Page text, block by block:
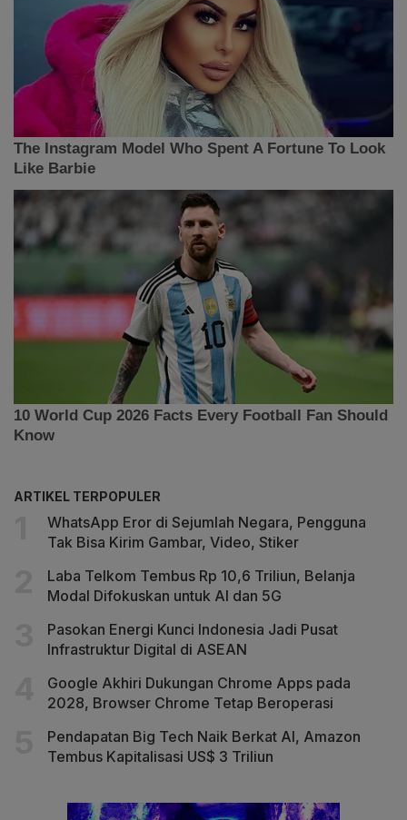
ARTIKEL TERPOPULER
WhatsApp Eror di Sejumlah Negara, Pengguna
Tak Bisa Kirim Gambar, Video, Stiker
Laba Telkom Tembus Rp 10,6 Triliun, Belanja
Modal Difokuskan untuk AI dan 5G
Pasokan Energi Kunci Indonesia Jadi Pusat
Infrastruktur Digital di ASEAN
Google Akhiri Dukungan Chrome Apps pada
2028, Browser Chrome Tetap Beroperasi
Pendapatan Big Tech Naik Berkat AI, Amazon
Tembus Kapitalisasi US$ 3 Triliun